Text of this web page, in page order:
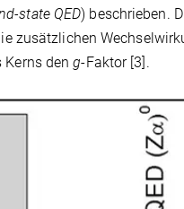
state QED) beschrieben.
zusätzlichen
Kerns deng-Faktor [3].